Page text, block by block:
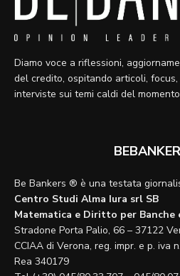
Diamo voce a riflessioni,
del credito, ospitando articoli,
interviste sui temi caldi del
Be Bankers ® è una testata
Centro Studi Alma Iura srl SB
Matematica e Diritto per
Stradone Porta Palio, 66 – 37122
CCIAA di Verona, reg. impr. e p. iva
Rea 340179